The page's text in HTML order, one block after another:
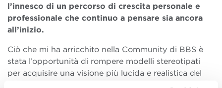
l’innesco di un percorso di crescita personale e
professionale che continuo a pensare sia ancora
all’inizio.
Ciò che mi ha arricchito nella Community di BBS è
stata l’opportunità di rompere modelli stereotipati
per acquisire una visione più lucida e realistica del